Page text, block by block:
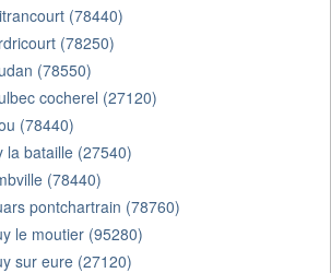
(78440)
(78250)
(78550)
cocherel (27120)
(78440)
la bataille (27540)
(78440)
pontchartrain (78760)
le moutier (95280)
sur eure (27120)